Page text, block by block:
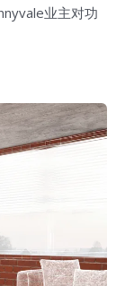
业主对功